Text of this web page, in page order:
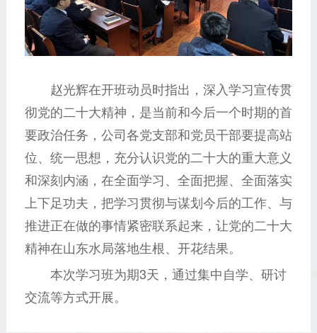
赵光辉在开班动员时指出，深入学习宣传贯
彻党的二十大精神，是当前和今后一个时期的首
要政治任务，公司各党支部和党员干部要提高站
位、统一思想，充分认识党的二十大的重大意义
和深刻内涵，在全面学习、全面把握、全面落实
上下足功夫，把学习贯彻与谋划今后的工作、与
推进正在做的事情紧密联系起来，让党的二十大
精神在山东水局落地生根、开花结果。
本次学习班为期3天，通过集中自学、研讨
交流等方式开展。